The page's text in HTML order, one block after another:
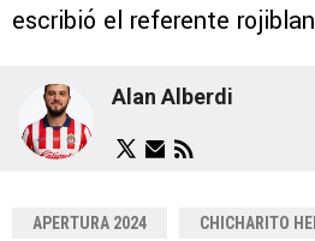
escribió el referente
Alan Alberdi
APERTURA 2024 CHICHARITO